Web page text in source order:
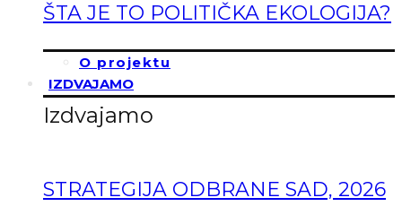
ŠTA JE TO POLITIČKA EKOLOGIJA?
O projektu
IZDVAJAMO
Izdvajamo
STRATEGIJA ODBRANE SAD, 2026